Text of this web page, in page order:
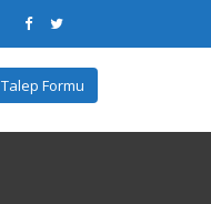
Talep Formu